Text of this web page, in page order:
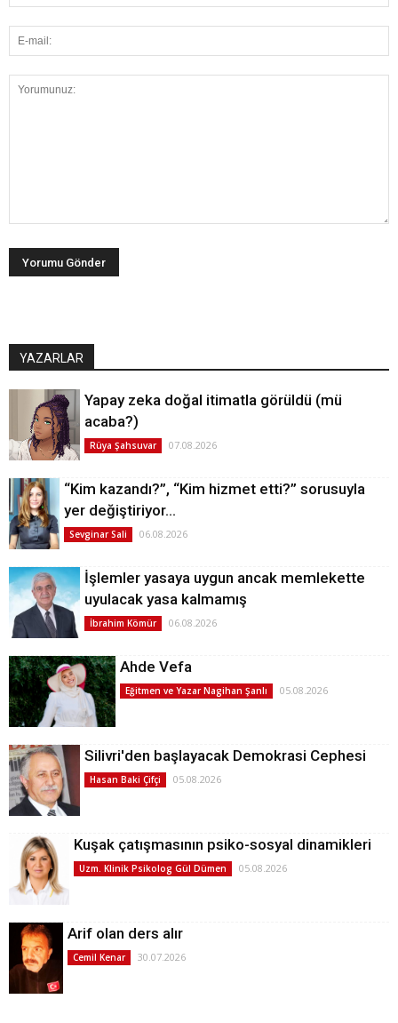
YAZARLAR
Yapay zeka doğal itimatla görüldü (mü
acaba?)
Rüya Şahsuvar 07.08.2026
“Kim kazandı?”, “Kim hizmet etti?” sorusuyla
yer değiştiriyor…
Sevginar Sali 06.08.2026
İşlemler yasaya uygun ancak memlekette
uyulacak yasa kalmamış
İbrahim Kömür 06.08.2026
Ahde Vefa
Eğitmen ve Yazar Nagihan Şanlı 05.08.2026
Silivri'den başlayacak Demokrasi Cephesi
Hasan Baki Çifçi 05.08.2026
Kuşak çatışmasının psiko-sosyal dinamikleri
Uzm. Klinik Psikolog Gül Dümen 05.08.2026
Arif olan ders alır
Cemil Kenar 30.07.2026